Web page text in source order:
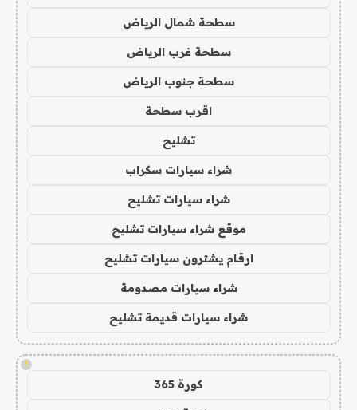
سطحة شمال الرياض
سطحة غرب الرياض
سطحة جنوب الرياض
اقرب سطحة
تشليح
شراء سيارات سكراب
شراء سيارات تشليح
موقع شراء سيارات تشليح
ارقام يشترون سيارات تشليح
شراء سيارات مصدومة
شراء سيارات قديمة تشليح
!
كورة 365